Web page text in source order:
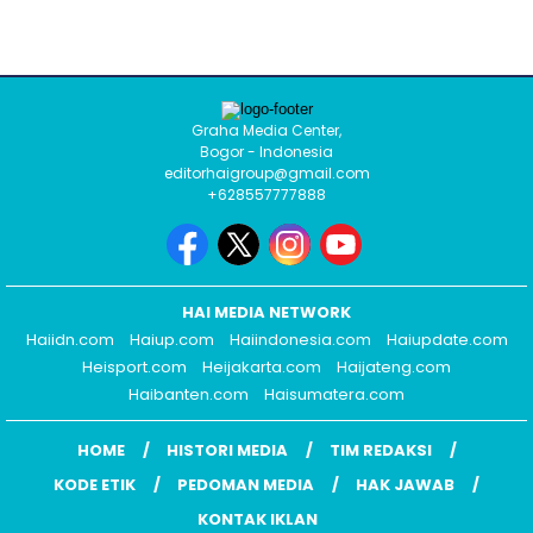
Graha Media Center,
Bogor - Indonesia
editorhaigroup@gmail.com
+628557777888
HAI MEDIA NETWORK
Haiidn.com
Haiup.com Haiindonesia.com
Haiupdate.com
Heisport.com
Heijakarta.com
Haijateng.com
Haibanten.com
Haisumatera.com
HOME HISTORI MEDIA
TIM REDAKSI
KODE ETIK
PEDOMAN MEDIA
HAK JAWAB
KONTAK IKLAN